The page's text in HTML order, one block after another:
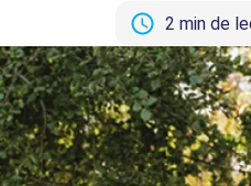
2 min de